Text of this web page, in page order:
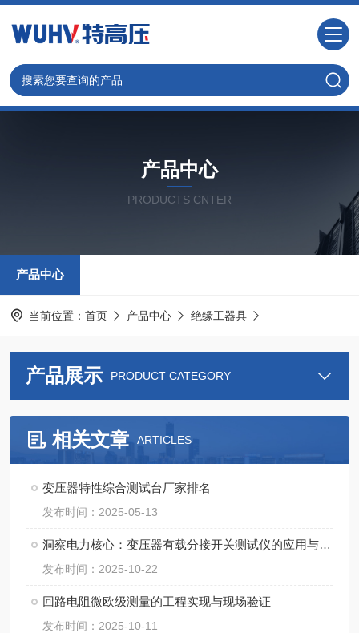
产品中心
PRODUCTS CNTER
产品中心
当前位置： 首页 产品中心 绝缘工器具
产品展示 PRODUCT CATEGORY
相关文章 ARTICLES
变压器特性综合测试台厂家排名
发布时间：2025-05-13
洞察电力核心：变压器有载分接开关测试仪的应用与价值探析
发布时间：2025-10-22
回路电阻微欧级测量的工程实现与现场验证
发布时间：2025-10-11